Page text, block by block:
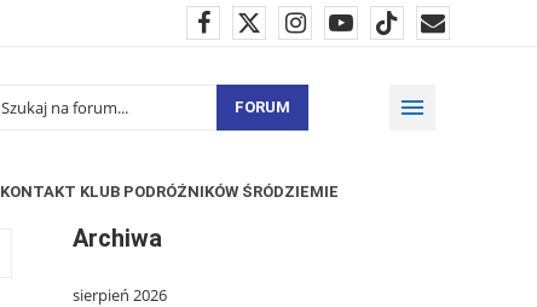
FORUM
KONTAKT KLUB PODRÓŻNIKÓW ŚRÓDZIEMIE
Archiwa
sierpień 2026